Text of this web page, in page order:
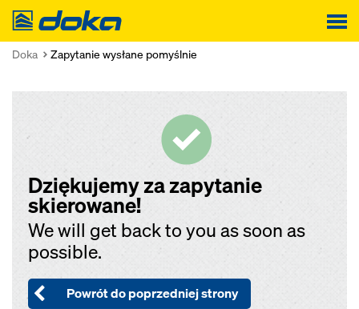
Doka
Doka Zapytanie wysłane pomyślnie
Dziękujemy za zapytanie
skierowane!
We will get back to you as soon as
possible.
Powrót do poprzedniej strony